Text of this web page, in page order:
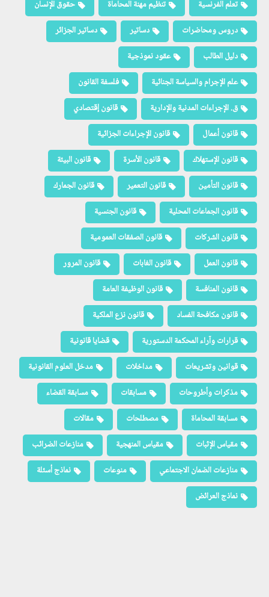
تعلم الفرنسية تنظيم مهنة المحاماة
حقوق الإنسان
دروس ومحاضرات
دساتير
دساتير الجزائر
دليل الطالب
عقود نموذجية
علم الإجرام والسياسة الجنائية
فلسفة القانون
ق. الإجراءات المدنية والإدارية
قانون إقتصادي
قانون أعمال
قانون الإجراءات الجزائية
قانون الإستهلاك
قانون الأسرة
قانون البيئة
قانون التأمين
قانون التعمير
قانون الجمارك
قانون الجماعات المحلية
قانون الجنسية
قانون الشركات
قانون الصفقات العمومية
قانون العمل
قانون الغابات
قانون المرور
قانون المنافسة
قانون الوظيفة العامة
قانون مكافحة الفساد
قانون نزع الملكية
قرارات وآراء المحكمة الدستورية
قضايا قانونية
قوانين وتشريعات
مداخلات
مدخل العلوم القانونية
مذكرات وأطروحات
مسابقات
مسابقة القضاء
مسابقة المحاماة
مصطلحات
مقالات
مقياس الإثبات
مقياس المنهجية
منازعات الضرائب
منازعات الضمان الاجتماعي
منوعات
نماذج أسئلة
نماذج العرائض